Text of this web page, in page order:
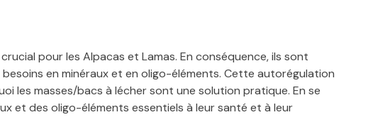
pour les Alpacas et Lamas. En conséquence, ils sont
en minéraux et en oligo-éléments. Cette autorégulation
les masses/bacs à lécher sont une solution pratique. En se
et des oligo-éléments essentiels à leur santé et à leur